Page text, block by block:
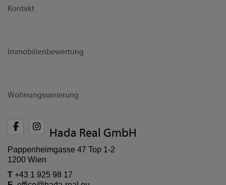
Kontakt
Immobilienbewertung
Wohnungssanierung
Hada Real GmbH
Pappenheimgasse 47 Top 1-2
1200 Wien
T +43 1 925 98 17